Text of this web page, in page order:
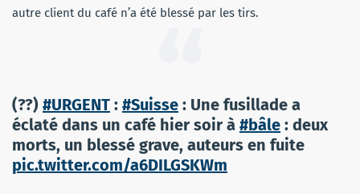
autre client du café n’a été blessé par les tirs.
(??) #URGENT : #Suisse : Une fusillade a
éclaté dans un café hier soir à #bâle : deux
morts, un blessé grave, auteurs en fuite
pic.twitter.com/a6DILGSKWm